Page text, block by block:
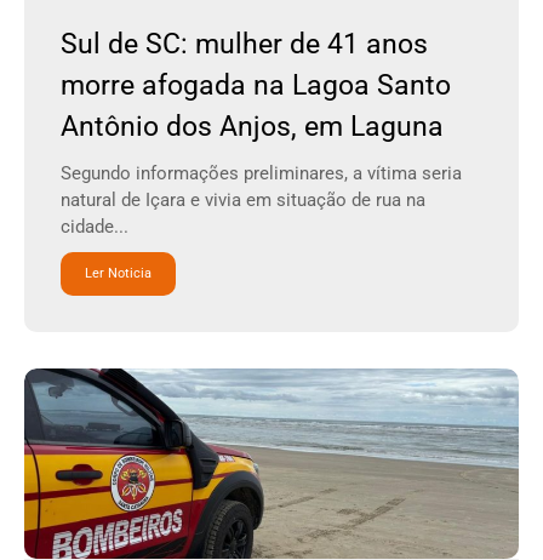
Sul de SC: mulher de 41 anos
morre afogada na Lagoa Santo
Antônio dos Anjos, em Laguna
Segundo informações preliminares, a vítima seria
natural de Içara e vivia em situação de rua na
cidade...
Ler Noticia